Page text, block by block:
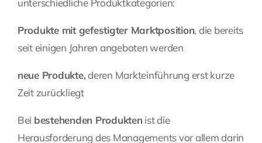
unterschiedliche Produktkategorien:
Produkte mit gefestigter Marktposition, die bereits
seit einigen Jahren angeboten werden
neue Produkte,deren Markteinführung erst kurze
Zeit zurückliegt
Bei bestehenden Produkten ist die
Herausforderung des Managements vor allem darin